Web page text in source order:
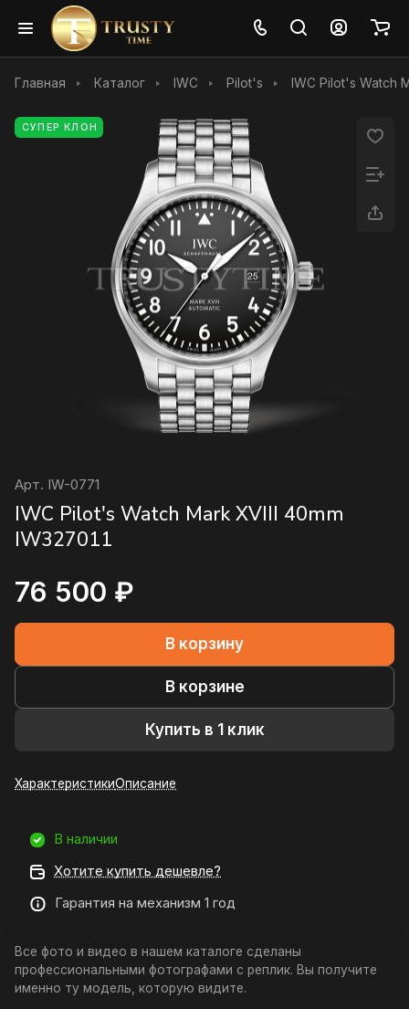
Главная Каталог IWC Pilot's IWC Pilot's Watch
СУПЕР КЛОН
Арт. IW-0771
IWC Pilot's Watch Mark XVIII 40mm
IW327011
76 500 ₽
В корзину
В корзине
Купить в 1 клик
ХарактеристикиОписание
В наличии
Хотите купить дешевле?
Гарантия на механизм 1 год
Все фото и видео в нашем каталоге сделаны
профессиональными фотографами с реплик. Вы получите
именно ту модель, которую видите.